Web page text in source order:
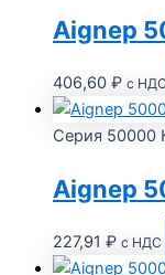
Aignep
406,60 ₽ с НДС
Серия 50000
Aignep
227,91 ₽ с НДС